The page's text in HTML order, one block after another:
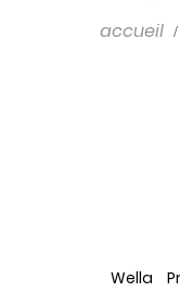
accueil
Wella